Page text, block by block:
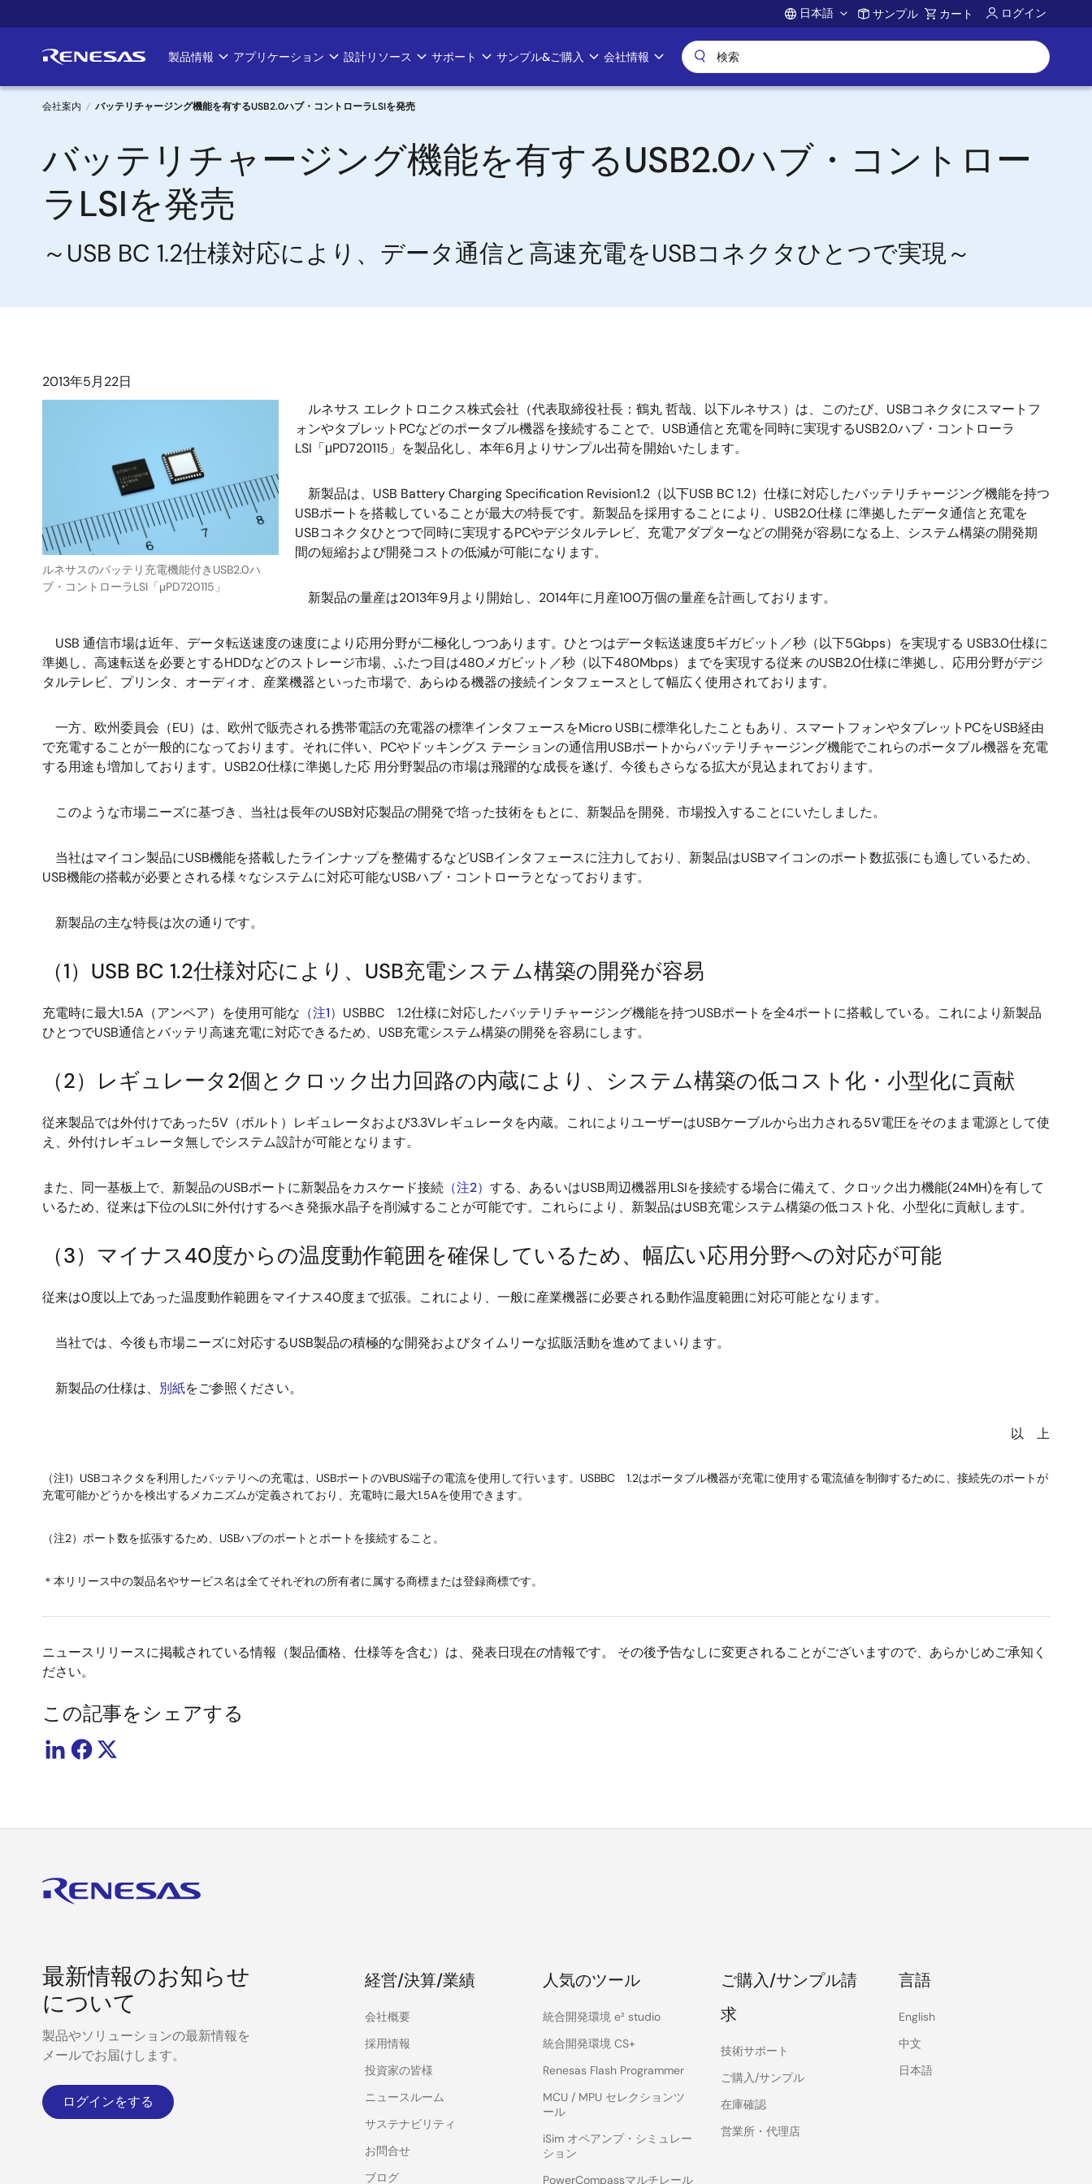
イ
ン
Account
日本語 サンプル カート ログイン
Main
navigation
製品情報 アプリケーション 設計リソース サポート サンプル&ご購入 会社情報
パ
ン
く
ず
会社案内 バッテリチャージング機能を有するUSB2.0ハブ・コントローラLSIを発売
バッテリチャージング機能を有するUSB2.0ハブ・コントロー
ラLSIを発売
～USB BC 1.2仕様対応により、データ通信と高速充電をUSBコネクタひとつで実現～
2013年5月22日
ルネサスのバッテリ充電機能付きUSB2.0ハ
ブ・コントローラLSI「μPD720115」
ルネサス エレクトロニクス株式会社（代表取締役社長：鶴丸 哲哉、以下ルネサス）は、このたび、USBコネクタにスマートフ
ォンやタブレットPCなどのポータブル機器を接続することで、USB通信と充電を同時に実現するUSB2.0ハブ・コントローラ
LSI「μPD720115」を製品化し、本年6月よりサンプル出荷を開始いたします。
新製品は、USB Battery Charging Specification Revision1.2（以下USB BC 1.2）仕様に対応したバッテリチャージング機能を持つ
USBポートを搭載していることが最大の特長です。新製品を採用することにより、USB2.0仕様 に準拠したデータ通信と充電を
USBコネクタひとつで同時に実現するPCやデジタルテレビ、充電アダプターなどの開発が容易になる上、システム構築の開発期
間の短縮および開発コストの低減が可能になります。
新製品の量産は2013年9月より開始し、2014年に月産100万個の量産を計画しております。
USB 通信市場は近年、データ転送速度の速度により応用分野が二極化しつつあります。ひとつはデータ転送速度5ギガビット／秒（以下5Gbps）を実現する USB3.0仕様に
準拠し、高速転送を必要とするHDDなどのストレージ市場、ふたつ目は480メガビット／秒（以下480Mbps）までを実現する従来 のUSB2.0仕様に準拠し、応用分野がデジ
タルテレビ、プリンタ、オーディオ、産業機器といった市場で、あらゆる機器の接続インタフェースとして幅広く使用されております。
一方、欧州委員会（EU）は、欧州で販売される携帯電話の充電器の標準インタフェースをMicro USBに標準化したこともあり、スマートフォンやタブレットPCをUSB経由
で充電することが一般的になっております。それに伴い、PCやドッキングス テーションの通信用USBポートからバッテリチャージング機能でこれらのポータブル機器を充電
する用途も増加しております。USB2.0仕様に準拠した応 用分野製品の市場は飛躍的な成長を遂げ、今後もさらなる拡大が見込まれております。
このような市場ニーズに基づき、当社は長年のUSB対応製品の開発で培った技術をもとに、新製品を開発、市場投入することにいたしました。
当社はマイコン製品にUSB機能を搭載したラインナップを整備するなどUSBインタフェースに注力しており、新製品はUSBマイコンのポート数拡張にも適しているため、
USB機能の搭載が必要とされる様々なシステムに対応可能なUSBハブ・コントローラとなっております。
新製品の主な特長は次の通りです。
（1）USB BC 1.2仕様対応により、USB充電システム構築の開発が容易
充電時に最大1.5A（アンペア）を使用可能な （注1） USBBC 1.2仕様に対応したバッテリチャージング機能を持つUSBポートを全4ポートに搭載している。これにより新製品
ひとつでUSB通信とバッテリ高速充電に対応できるため、USB充電システム構築の開発を容易にします。
（2）レギュレータ2個とクロック出力回路の内蔵により、システム構築の低コスト化・小型化に貢献
従来製品では外付けであった5V（ボルト）レギュレータおよび3.3Vレギュレータを内蔵。これによりユーザーはUSBケーブルから出力される5V電圧をそのまま電源として使
え、外付けレギュレータ無しでシステム設計が可能となります。
また、同一基板上で、新製品のUSBポートに新製品をカスケード接続 （注2） する、あるいはUSB周辺機器用LSIを接続する場合に備えて、クロック出力機能(24MH)を有して
いるため、従来は下位のLSIに外付けするべき発振水晶子を削減することが可能です。これらにより、新製品はUSB充電システム構築の低コスト化、小型化に貢献します。
（3）マイナス40度からの温度動作範囲を確保しているため、幅広い応用分野への対応が可能
従来は0度以上であった温度動作範囲をマイナス40度まで拡張。これにより、一般に産業機器に必要される動作温度範囲に対応可能となります。
当社では、今後も市場ニーズに対応するUSB製品の積極的な開発およびタイムリーな拡販活動を進めてまいります。
新製品の仕様は、 別紙をご参照ください。
以 上
（注1）USBコネクタを利用したバッテリへの充電は、USBポートのVBUS端子の電流を使用して行います。USBBC 1.2はポータブル機器が充電に使用する電流値を制御するために、接続先のポートが
充電可能かどうかを検出するメカニズムが定義されており、充電時に最大1.5Aを使用できます。
（注2）ポート数を拡張するため、USBハブのポートとポートを接続すること。
＊本リリース中の製品名やサービス名は全てそれぞれの所有者に属する商標または登録商標です。
ニュースリリースに掲載されている情報（製品価格、仕様等を含む）は、発表日現在の情報です。 その後予告なしに変更されることがございますので、あらかじめご承知く
ださい。
この記事をシェアする
最新情報のお知らせ
について
製品やソリューションの最新情報を
メールでお届けします。
ログインをする
経営/決算/業績
会社概要
採用情報
投資家の皆様
ニュースルーム
サステナビリティ
お問合せ
ブログ
人気のツール
統合開発環境 e² studio
統合開発環境 CS+
Renesas Flash Programmer
MCU / MPU セレクションツ
ール
iSim オペアンプ・シミュレー
ション
PowerCompassマルチレール
ご購入/サンプル請
求
技術サポート
ご購入/サンプル
在庫確認
営業所・代理店
言語
English
中文
日本語